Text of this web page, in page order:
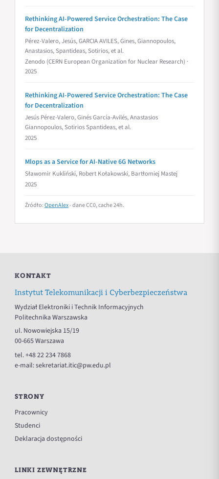
Rethinking AI-Powered Service Orchestration: The Case
for Decentralization
Pérez-Valero, Jesús, GARCIA AVILES, Gines, Giannopoulos,
Anastasios, Spantideas, Sotirios, et al.
Zenodo (CERN European Organization for Nuclear Research) ·
2025
Rethinking AI-Powered Service Orchestration: The Case
for Decentralization
Jesús Pérez-Valero, Ginés García-Avilés, Anastasios
Giannopoulos, Sotirios Spantideas, et al.
2025
Mlops as a Service for AI-Native 6G Networks
Sławomir Kukliński, Robert Kołakowski, Bartłomiej Mastej
2025
Źródło:OpenAlex- dane CC0, cache 24h.
KONTAKT
Instytut Telekomunikacji i Cyberbezpieczeństwa
Wydział Elektroniki i Technik Informacyjnych
Politechnika Warszawska
ul. Nowowiejska 15/19
00-665 Warszawa
tel.+48 22 234 7868
e-mail:sekretariat.itic@pw.edu.pl
STRONY
Pracownicy
Studenci
Deklaracja dostępności
LINKI ZEWNĘTRZNE